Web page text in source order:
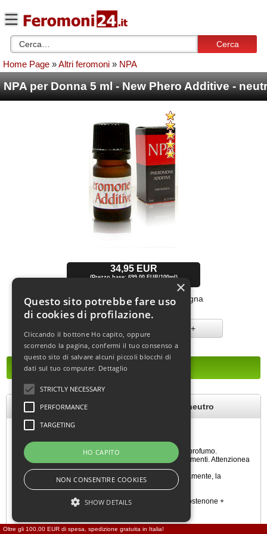
Cerca
Home Page »Altri feromoni » NPA
NPA per Donna 5 ml - New Phero Additive -
34,95 EUR
(Prezzo base: 699,00 EUR/100ml)
Tempo di consegna:
consegna
immediata
+
NPA per Donna 5 ml - New Phero Additive - neutro
NPA è concepito per uso o miscelazione con il proprio profumo.
È sufficiente applicarne 2 gocce sulla pelle o sugli indumenti. Attenzionea
non utilizzarnetroppo,èun concentrato!
Sesi desidera miscelarlodesiderate miscelarlodefinitivamente, la
proporzione è di 5 ml di NPA per 20 ml di profumo/EdT.
Ingredienti: alcoldenaturato, feromoniferomoni (a(androstenone +
Concentrato in flacone contagocce da 5ml
Oltre gli 100,00 EUR di spesa, spedizione gratuita in Italia!
Questo sito potrebbe fare uso
di cookies di profilazione.
Cliccando il bottone Ho capito, oppure
scorrendo la pagina, confermi il tuo consenso a
questo sito di salvare alcuni piccoli blocchi di
dati sul tuo computer. Dettaglio
STRICTLY NECESSARY
PERFORMANCE
TARGETING
HO CAPITO
NON CONSENTIRE COOKIES
SHOW DETAILS
×